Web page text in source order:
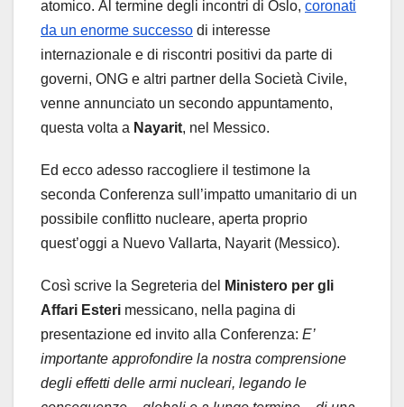
atomico. Al termine degli incontri di Oslo, coronati
da un enorme successo di interesse
internazionale e di riscontri positivi da parte di
governi, ONG e altri partner della Società Civile,
venne annunciato un secondo appuntamento,
questa volta a Nayarit, nel Messico.
Ed ecco adesso raccogliere il testimone la
seconda Conferenza sull’impatto umanitario di un
possibile conflitto nucleare, aperta proprio
quest’oggi a Nuevo Vallarta, Nayarit (Messico).
Così scrive la Segreteria del
Ministero per gli
Affari Esteri messicano, nella pagina di
presentazione ed invito alla Conferenza: E’
importante approfondire la nostra comprensione
degli effetti delle armi nucleari, legando le